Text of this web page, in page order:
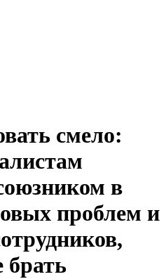
смело:
в
проблем и
брать